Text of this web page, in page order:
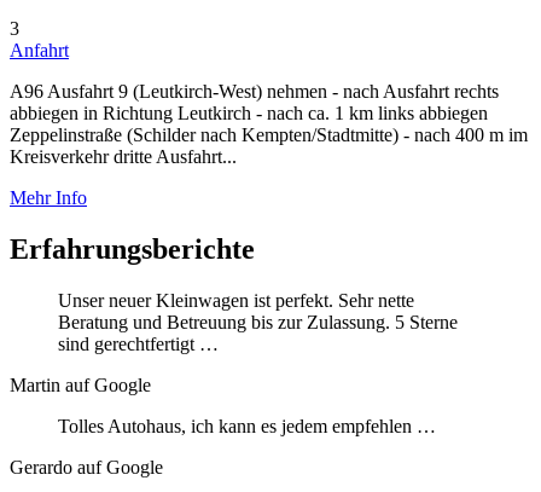
3
Anfahrt
A96 Ausfahrt 9 (Leutkirch-West) nehmen - nach Ausfahrt rechts
abbiegen in Richtung Leutkirch - nach ca. 1 km links abbiegen
Zeppelinstraße (Schilder nach Kempten/Stadtmitte) - nach 400 m im
Kreisverkehr dritte Ausfahrt...
Mehr Info
Erfahrungsberichte
Unser neuer Kleinwagen ist perfekt. Sehr nette
Beratung und Betreuung bis zur Zulassung. 5 Sterne
sind gerechtfertigt …
Martin auf Google
Tolles Autohaus, ich kann es jedem empfehlen …
Gerardo auf Google